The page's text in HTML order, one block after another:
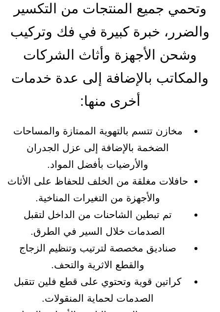
وتحمي جميع المنتجات من التكسير
والضرر، خبرة كبيرة في فك وتركيب
وشحن الأجهزة وأثاث الشركات
والمكاتب بالإضافة إلى عدة خدمات
أخرى منها:
مخازن تتسم بالتهوية الممتازة والمساحات
الضخمة بالإضافة إلى عزل الجدران
والأرضيات بأفضل المواد.
حافلات مغلقة من الخلف للحفاظ على الأثاث
والأجهزة من التغيرات المناخية.
تم تبطين الشاحنات من الداخل لتقبل
الصدمات خلال السير في الطرق.
صناديق مخصصة لترتيب وتنظيم الزجاج
والقطع الاثرية والتحف.
كراتين قوية وتحتوي على قطع فلين تتقبل
الصدمات لحماية المنقولات.